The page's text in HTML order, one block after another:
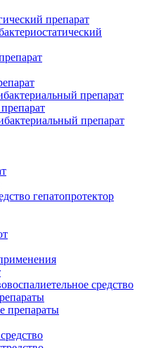
препарат
препарат
препарат
гепатопротектор
средство
препараты